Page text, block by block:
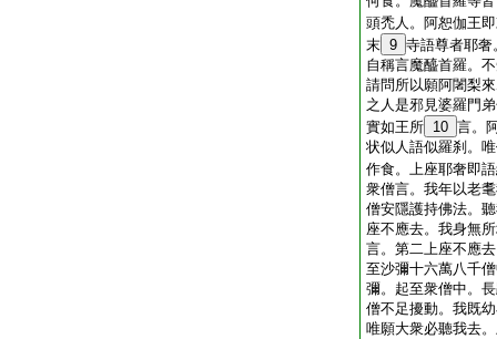
頭禿人。阿恕伽王
末 9 寺語尊者耶奢
自稱言魔醯首羅。
請問所以願阿闍梨
之人是邪見婆羅門
實如王所 10 言。
状似人語似羅刹。
作食。上座耶奢即
衆僧言。我年以老
僧安隱護持佛法。
座不應去。我身無
言。第二上座不應
至沙彌十六萬八千
彌。起至衆僧中。
僧不足擾動。我既
唯願大衆必聽我去